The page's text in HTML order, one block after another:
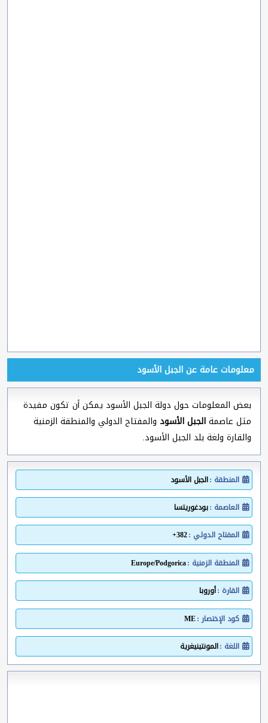
معلومات عامة عن الجبل الأسود
بعض المعلومات حول دولة الجبل الأسود يمكن أن تكون مفيدة
مثل عاصمةالجبل الأسود والمفتاح الدولي والمنطقة الزمنية
والقارة ولغة بلد الجبل الأسود.
المنطقة :الجبل الأسود
العاصمة :بودغوريتسا
المفتاح الدولي :382+
المنطقة الزمنية :Europe/Podgorica
القارة :أوروبا
كود الإختصار :ME
اللغة :المونتينيغرية